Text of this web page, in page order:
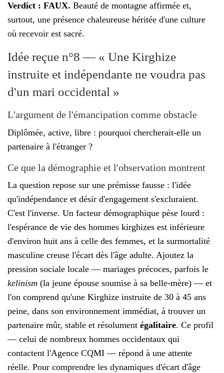
Verdict : FAUX. Beauté de montagne affirmée et,
surtout, une présence chaleureuse héritée d'une culture
où recevoir est sacré.
Idée reçue n°8 — « Une Kirghize
instruite et indépendante ne voudra pas
d'un mari occidental »
L'argument de l'émancipation comme obstacle
Diplômée, active, libre : pourquoi chercherait-elle un
partenaire à l'étranger ?
Ce que la démographie et l'observation montrent
La question repose sur une prémisse fausse : l'idée
qu'indépendance et désir d'engagement s'excluraient.
C'est l'inverse. Un facteur démographique pèse lourd :
l'espérance de vie des hommes kirghizes est inférieure
d'environ huit ans à celle des femmes, et la surmortalité
masculine creuse l'écart dès l'âge adulte. Ajoutez la
pression sociale locale — mariages précoces, parfois le
kelinism (la jeune épouse soumise à sa belle-mère) — et
l'on comprend qu'une Kirghize instruite de 30 à 45 ans
peine, dans son environnement immédiat, à trouver un
partenaire mûr, stable et résolument égalitaire. Ce profil
— celui de nombreux hommes occidentaux qui
contactent l'Agence CQMI — répond à une attente
réelle. Pour comprendre les dynamiques d'écart d'âge